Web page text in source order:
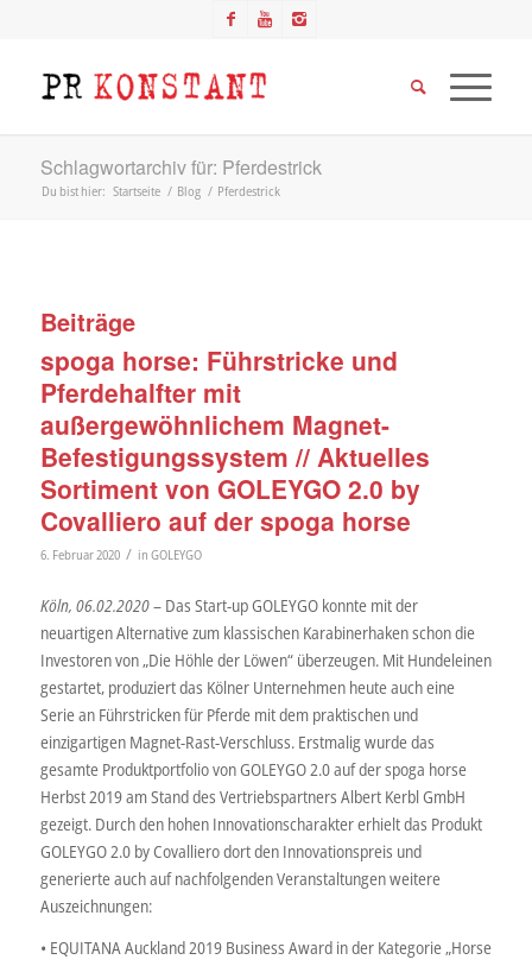
Schlagwortarchiv für: Pferdestrick
Du bist hier: Startseite / Blog / Pferdestrick
Beiträge
spoga horse: Führstricke und
Pferdehalfter mit
außergewöhnlichem Magnet-
Befestigungssystem // Aktuelles
Sortiment von GOLEYGO 2.0 by
Covalliero auf der spoga horse
6. Februar 2020 / in GOLEYGO
Köln, 06.02.2020– Das Start-up GOLEYGO konnte mit der
neuartigen Alternative zum klassischen Karabinerhaken schon die
Investoren von „Die Höhle der Löwen“ überzeugen. Mit Hundeleinen
gestartet, produziert das Kölner Unternehmen heute auch eine
Serie an Führstricken für Pferde mit dem praktischen und
einzigartigen Magnet-Rast-Verschluss. Erstmalig wurde das
gesamte Produktportfolio von GOLEYGO 2.0 auf der spoga horse
Herbst 2019 am Stand des Vertriebspartners Albert Kerbl GmbH
gezeigt. Durch den hohen Innovationscharakter erhielt das Produkt
GOLEYGO 2.0 by Covalliero dort den Innovationspreis und
generierte auch auf nachfolgenden Veranstaltungen weitere
Auszeichnungen:
• EQUITANA Auckland 2019 Business Award in der Kategorie „Horse